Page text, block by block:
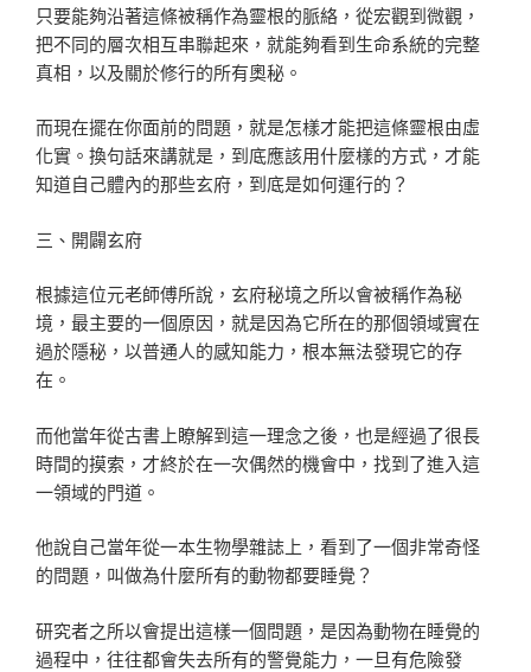
只要能夠沿著這條被稱作為靈根的脈絡，從宏觀到微觀，
把不同的層次相互串聯起來，就能夠看到生命系統的完整
真相，以及關於修行的所有奧秘。
而現在擺在你面前的問題，就是怎樣才能把這條靈根由虛
化實。換句話來講就是，到底應該用什麼樣的方式，才能
知道自己體內的那些玄府，到底是如何運行的？
三、開闢玄府
根據這位元老師傅所說，玄府秘境之所以會被稱作為秘
境，最主要的一個原因，就是因為它所在的那個領域實在
過於隱秘，以普通人的感知能力，根本無法發現它的存
在。
而他當年從古書上瞭解到這一理念之後，也是經過了很長
時間的摸索，才終於在一次偶然的機會中，找到了進入這
一領域的門道。
他說自己當年從一本生物學雜誌上，看到了一個非常奇怪
的問題，叫做為什麼所有的動物都要睡覺？
研究者之所以會提出這樣一個問題，是因為動物在睡覺的
過程中，往往都會失去所有的警覺能力，一旦有危險發